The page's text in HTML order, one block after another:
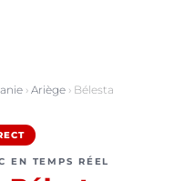
› Ariège› Bélesta
EN TEMPS RÉEL